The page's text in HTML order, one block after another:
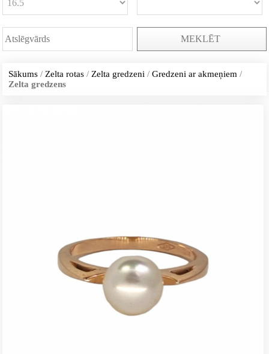
MEKLĒT
Sākums / Zelta rotas / Zelta gredzeni /Gredzeni ar akmeņiem /
Zelta gredzens